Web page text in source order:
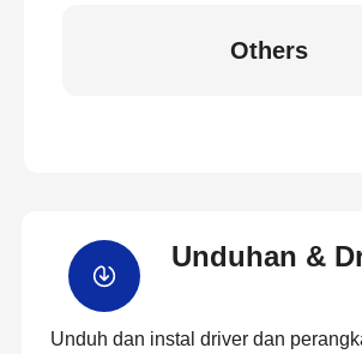
Others
Unduhan &
Unduh dan instal driver dan